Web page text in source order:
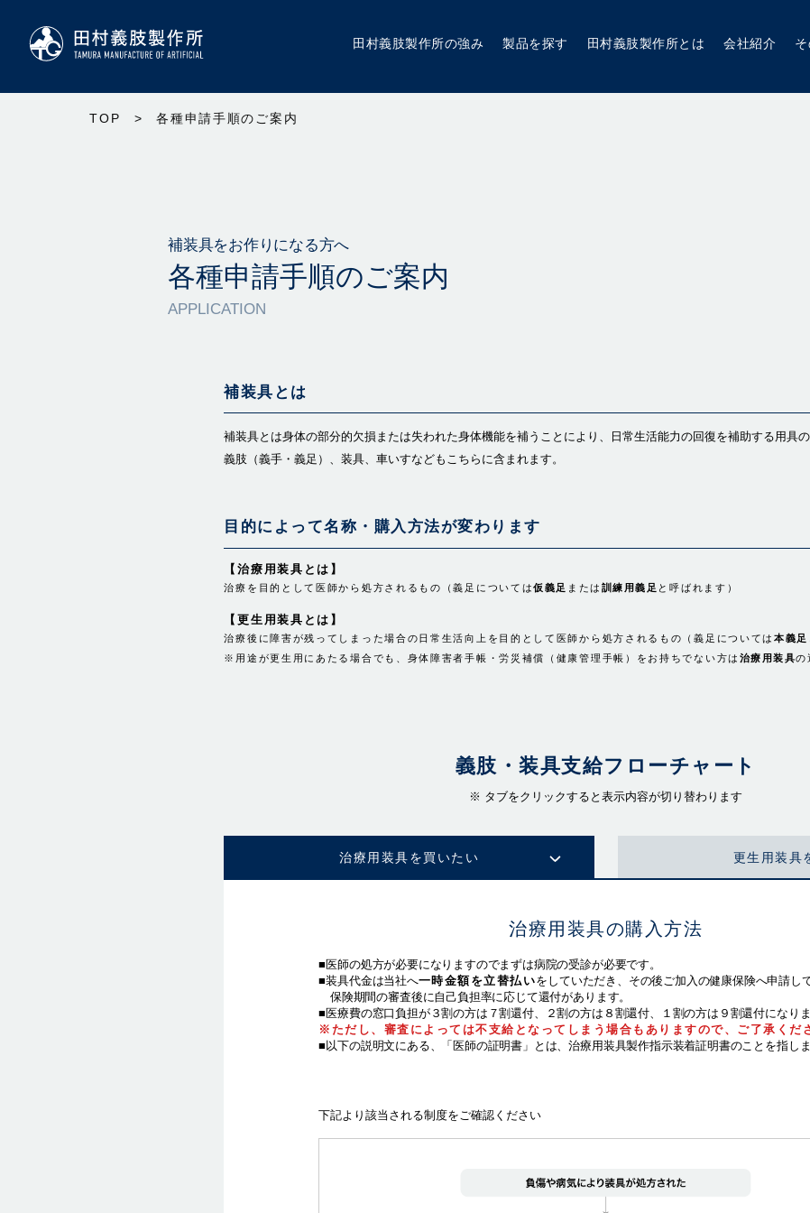
田村義肢製作所の強み 製品を探す 田村義肢製作所とは 会社紹介
TOP > 各種申請手順のご案内
補装具をお作りになる方へ
各種申請手順のご案内
APPLICATION
補装具とは
補装具とは身体の部分的欠損または失われた身体機能を補うことにより、日常生活能力の回復を補助する用具の
義肢（義手・義足）、装具、車いすなどもこちらに含まれます。
目的によって名称・購入方法が変わります
【治療用装具とは】
治療を目的として医師から処方されるもの（義足については仮義足 または 訓練用義足 と呼ばれます）
【更生用装具とは】
治療後に障害が残ってしまった場合の日常生活向上を目的として医師から処方されるもの（義足については本義足
※用途が更生用にあたる場合でも、身体障害者手帳・労災補償（健康管理手帳）をお持ちでない方は 治療用装具の
義肢・装具支給フローチャート
※ タブをクリックすると表示内容が切り替わります
治療用装具を買いたい 更生用装具
治療用装具の購入方法
■医師の処方が必要になりますのでまずは病院の受診が必要です。
■装具代金は当社へ一時金額を立替払いをしていただき、その後ご加入の健康保険へ申請し
保険期間の審査後に自己負担率に応じて還付があります。
■医療費の窓口負担が３割の方は７割還付、２割の方は８割還付、１割の方は９割還付になりま
※ただし、審査によっては不支給となってしまう場合もありますので、ご了承くだ
■以下の説明文にある、「医師の証明書」とは、治療用装具製作指示装着証明書のことを指しま
下記より該当される制度をご確認ください